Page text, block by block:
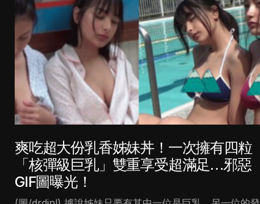
爽吃超大份乳香姊妹丼！一次擁有四粒
「核彈級巨乳」雙重享受超滿足…邪惡
GIF圖曝光！